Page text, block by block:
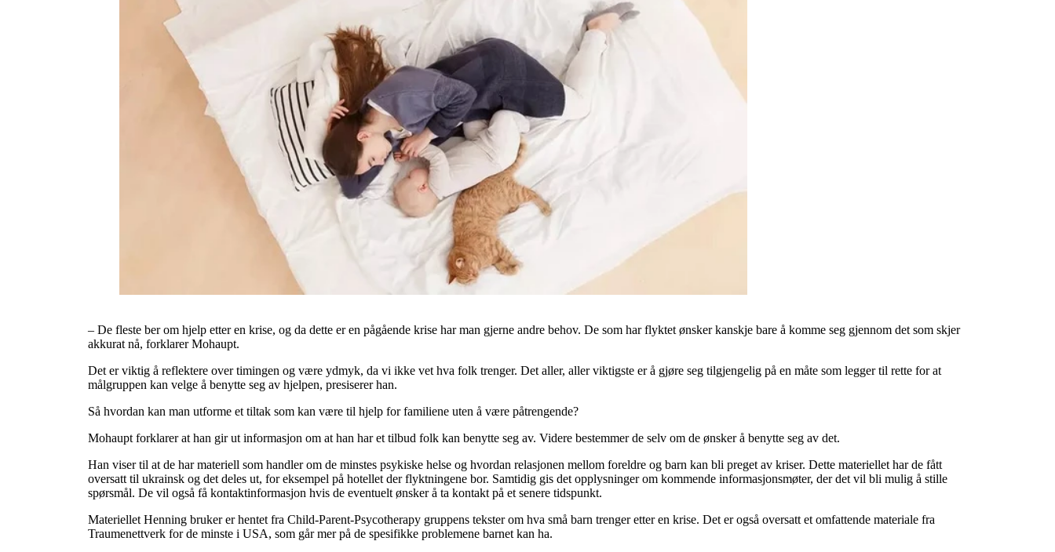
– De fleste ber om hjelp etter en krise, og da dette er en pågående krise har man gjerne andre behov. De som har flyktet ønsker kanskje bare å komme seg gjennom det som skjer
akkurat nå, forklarer Mohaupt.
Det er viktig å reflektere over timingen og være ydmyk, da vi ikke vet hva folk trenger. Det aller, aller viktigste er å gjøre seg tilgjengelig på en måte som legger til rette for at
målgruppen kan velge å benytte seg av hjelpen, presiserer han.
Så hvordan kan man utforme et tiltak som kan være til hjelp for familiene uten å være påtrengende?
Mohaupt forklarer at han gir ut informasjon om at han har et tilbud folk kan benytte seg av. Videre bestemmer de selv om de ønsker å benytte seg av det.
Han viser til at de har materiell som handler om de minstes psykiske helse og hvordan relasjonen mellom foreldre og barn kan bli preget av kriser. Dette materiellet har de fått
oversatt til ukrainsk og det deles ut, for eksempel på hotellet der flyktningene bor. Samtidig gis det opplysninger om kommende informasjonsmøter, der det vil bli mulig å stille
spørsmål. De vil også få kontaktinformasjon hvis de eventuelt ønsker å ta kontakt på et senere tidspunkt.
Materiellet Henning bruker er hentet fra Child-Parent-Psycotherapy gruppens tekster om hva små barn trenger etter en krise. Det er også oversatt et omfattende materiale fra
Traumenettverk for de minste i USA, som går mer på de spesifikke problemene barnet kan ha.